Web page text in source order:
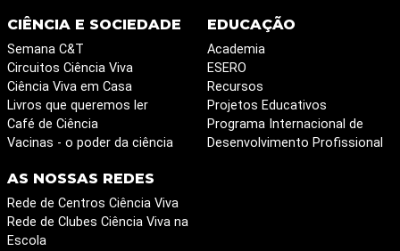
CIÊNCIA E SOCIEDADE
Semana C&T
Circuitos Ciência Viva
Ciência Viva em Casa
Livros que queremos ler
Café de Ciência
Vacinas - o poder da ciência
EDUCAÇÃO
Academia
ESERO
Recursos
Projetos Educativos
Programa Internacional de
Desenvolvimento Profissional
AS NOSSAS REDES
Rede de Centros Ciência Viva
Rede de Clubes Ciência Viva na
Escola